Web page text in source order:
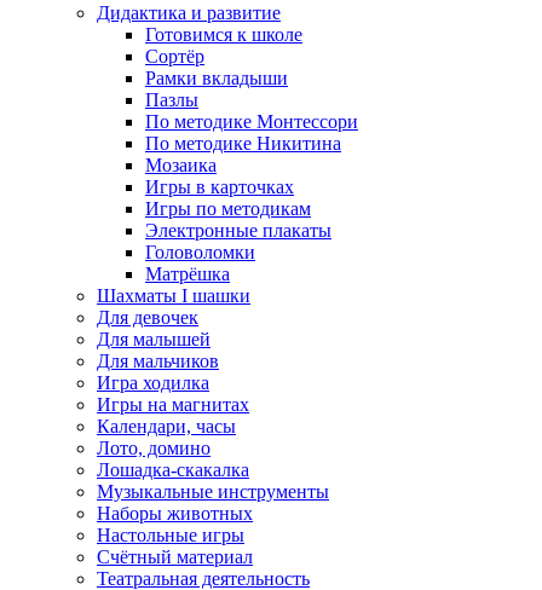
Дидактика и развитие
Готовимся к школе
Сортёр
Рамки вкладыши
Пазлы
По методике Монтессори
По методике Никитина
Мозаика
Игры в карточках
Игры по методикам
Электронные плакаты
Головоломки
Матрёшка
Шахматы I шашки
Для девочек
Для малышей
Для мальчиков
Игра ходилка
Игры на магнитах
Календари, часы
Лото, домино
Лошадка-скакалка
Музыкальные инструменты
Наборы животных
Настольные игры
Счётный материал
Театральная деятельность